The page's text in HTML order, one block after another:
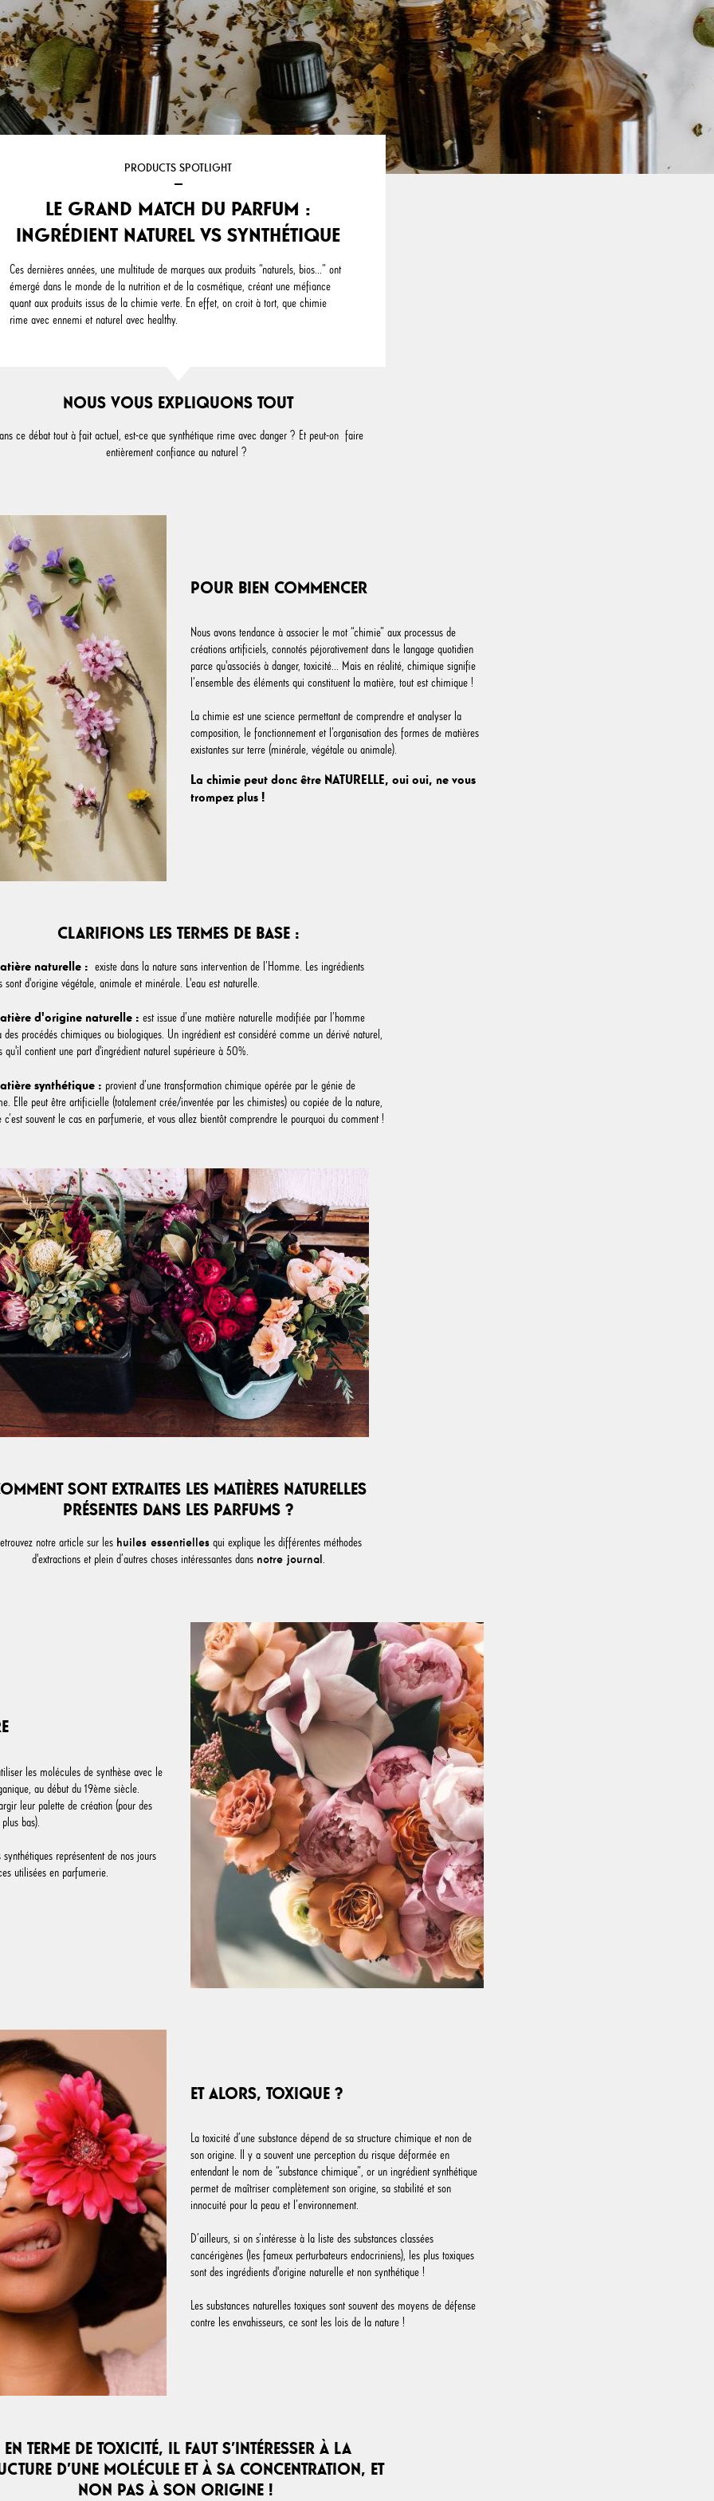
PRODUCTS SPOTLIGHT
LE GRAND MATCH DU PARFUM :
INGRÉDIENT NATUREL VS SYNTHÉTIQUE
Ces dernières années, une multitude de marques aux produits “naturels, bios...” ont
émergé dans le monde de la nutrition et de la cosmétique, créant une méfiance
quant aux produits issus de la chimie verte. En effet, on croit à tort, que chimie
rime avec ennemi et naturel avec healthy.
NOUS VOUS EXPLIQUONS TOUT
ce débat tout à fait actuel, est-ce que synthétique rime avec danger ? Et peut-on faire
entièrement confiance au naturel ?
POUR BIEN COMMENCER
Nous avons tendance à associer le mot “chimie” aux processus de
créations artificiels, connotés péjorativement dans le langage quotidien
parce qu'associés à danger, toxicité... Mais en réalité, chimique signifie
l’ensemble des éléments qui constituent la matière, tout est chimique !
La chimie est une science permettant de comprendre et analyser la
composition, le fonctionnement et l’organisation des formes de matières
existantes sur terre (minérale, végétale ou animale).
La chimie peut donc être NATURELLE, oui oui, ne vous
trompez plus !
CLARIFIONS LES TERMES DE BASE :
naturelle : existe dans la nature sans intervention de l’Homme. Les ingrédients
sont d'origine végétale, animale et minérale. L'eau est naturelle.
d'origine naturelle : est issue d’une matière naturelle modifiée par l’homme
des procédés chimiques ou biologiques. Un ingrédient est considéré comme un dérivé naturel,
qu'il contient une part d'ingrédient naturel supérieure à 50%.
synthétique : provient d’une transformation chimique opérée par le génie de
Elle peut être artificielle (totalement crée/inventée par les chimistes) ou copiée de la nature,
souvent le cas en parfumerie, et vous allez bientôt comprendre le pourquoi du comment !
SONT EXTRAITES LES MATIÈRES NATURELLES
PRÉSENTES DANS LES PARFUMS ?
notre article sur les huiles essentielles qui explique les différentes méthodes
d'extractions et plein d’autres choses intéressantes dans notre journal.
les molécules de synthèse avec le
au début du 19ème siècle.
leur palette de création (pour des
bas).
représentent de nos jours
utilisées en parfumerie.
ET ALORS, TOXIQUE ?
La toxicité d’une substance dépend de sa structure chimique et non de
son origine. Il y a souvent une perception du risque déformée en
entendant le nom de “substance chimique”, or un ingrédient synthétique
permet de maîtriser complètement son origine, sa stabilité et son
innocuité pour la peau et l’environnement.
D’ailleurs, si on s’intéresse à la liste des substances classées
cancérigènes (les fameux perturbateurs endocriniens), les plus toxiques
sont des ingrédients d'origine naturelle et non synthétique !
Les substances naturelles toxiques sont souvent des moyens de défense
contre les envahisseurs, ce sont les lois de la nature !
EN TERME DE TOXICITÉ, IL FAUT S’INTÉRESSER À LA
D’UNE MOLÉCULE ET À SA CONCENTRATION, ET
NON PAS À SON ORIGINE !